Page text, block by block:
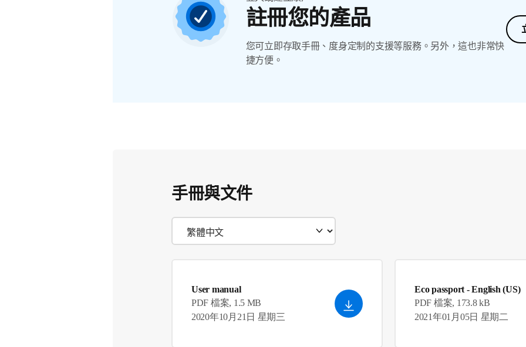
註冊您的產品
您可立即存取手冊、度身定制的支援等服務。另外，這也非常快
捷方便。
手冊與文件
User manual
PDF 檔案, 1.5 MB
2020年10月21日 星期三
Eco passport - English (US)
PDF 檔案, 173.8 kB
2021年01月05日 星期二